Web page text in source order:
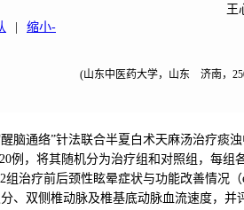
王
缩小-
(山东中医药大学，山东 济南，
脑通络”针法联合半夏白术天麻汤治疗痰
例，将其随机分为治疗组和对照组，每
治疗前后颈性眩晕症状与功能改善情况（
、双侧椎动脉及椎基底动脉血流速度，并